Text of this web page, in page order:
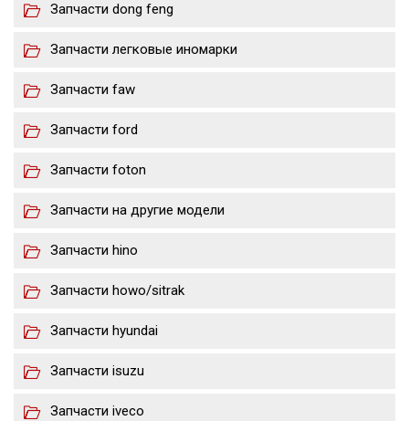
Запчасти dong feng
Запчасти легковые иномарки
Запчасти faw
Запчасти ford
Запчасти foton
Запчасти на другие модели
Запчасти hino
Запчасти howo/sitrak
Запчасти hyundai
Запчасти isuzu
Запчасти iveco